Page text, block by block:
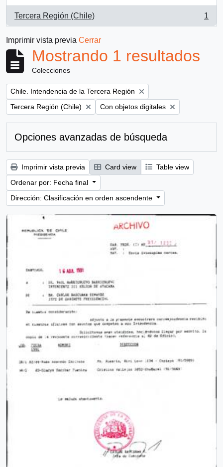
Tercera Región (Chile)
, 1 resultados
1
Imprimir vista previa Cerrar
Mostrando 1 resultados
Colecciones
Remove filter:
Chile. Intendencia de la Tercera Región
Remove filter:
Tercera Región (Chile) Remove filter:
Con objetos digitales
Opciones avanzadas de búsqueda
Imprimir vista previa Card view
Table view
Ordenar por: Fecha final
Dirección: Clasificación en orden ascendente